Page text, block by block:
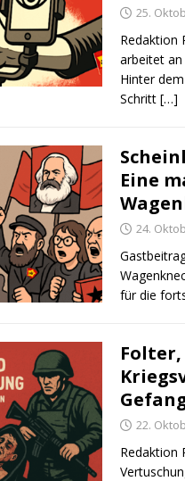
25.
Redaktion
arbeitet an
Hinter
Schritt […]
Eine
24.
für die
22.
Redaktion